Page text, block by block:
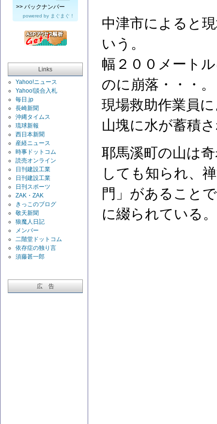
>> バックナンバー
powered by まぐまぐ！
Links
Yahoo!ニュース
Yahoo!談合入札
毎日.jp
長崎新聞
沖縄タイムス
琉球新報
西日本新聞
産経ニュース
時事ドットコム
読売オンライン
日刊建設工業
日刊建設工業
日刊スポーツ
ZAK・ZAK
きっこのブログ
敬天新聞
狼魔人日記
メンバー
二階堂ドットコム
依存症の独り言
須藤甚一郎
広 告
中津市によると
いう。
幅２００メート
のに崩落・・・。
現場救助作業員
山塊に水が蓄積
耶馬溪町の山は
しても知られ、
門」があること
に綴られている。